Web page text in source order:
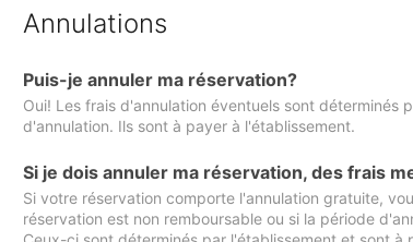
Annulations
Puis-je annuler ma réservation?
Oui! Les frais d'annulation éventuels sont déterminés
d'annulation. Ils sont à payer à l'établissement.
Si je dois annuler ma réservation, des frais
Si votre réservation comporte l'annulation gratuite,
réservation est non remboursable ou si la période